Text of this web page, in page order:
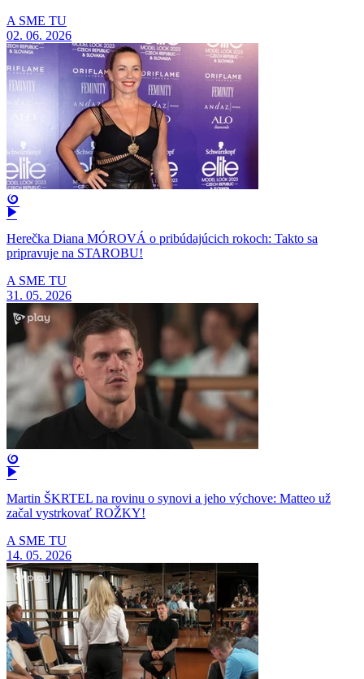
A SME TU
02. 06. 2026
Herečka Diana MÓROVÁ o pribúdajúcich rokoch: Takto sa
pripravuje na STAROBU!
A SME TU
31. 05. 2026
Martin ŠKRTEL na rovinu o synovi a jeho výchove: Matteo už
začal vystrkovať ROŽKY!
A SME TU
14. 05. 2026